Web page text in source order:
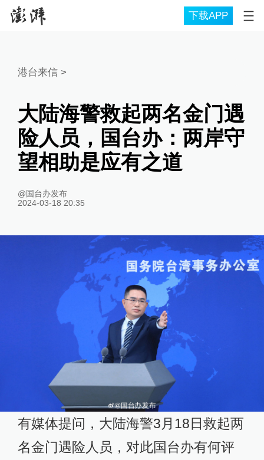
下载APP
港台来信>
大陆海警救起两名金门遇
险人员，国台办：两岸守
望相助是应有之道
@国台办发布
2024-03-18 20:35
有媒体提问，大陆海警3月18日救起两
名金门遇险人员，对此国台办有何评